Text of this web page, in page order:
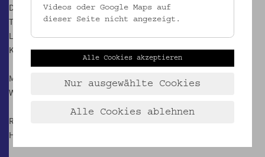
Deborah Gzesh (USA)
Tanju Kamer (A/TUR)
Linda Pichler (A)
Kari Rakoola (FIN)
Musik:
Walter Nikowitz (A/ARG)
Regieassistenz & Kostüm:
Hanna Victoria Bauer (A)
Videos oder Google Maps auf
dieser Seite nicht angezeigt.
Alle Cookies akzeptieren
Nur ausgewählte Cookies
Alle Cookies ablehnen